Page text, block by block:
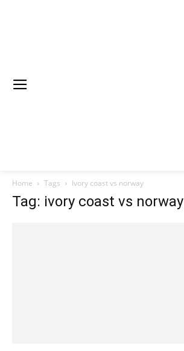
Home Tags Ivory coast vs norway
Tag: ivory coast vs norway